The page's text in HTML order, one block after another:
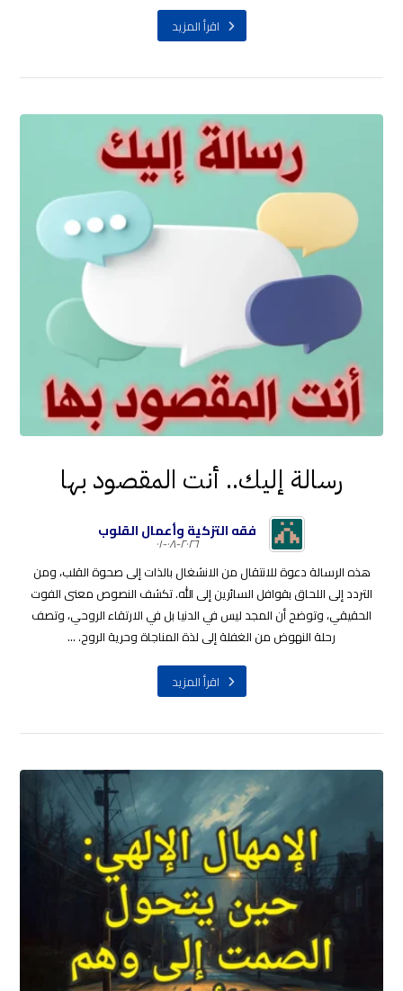
اقرأ المزيد
رسالة إليك.. أنت المقصود بها
فقه التزكية وأعمال القلوب
٢٠٢٦-٠٨-٠١
هذه الرسالة دعوة للانتقال من الانشغال بالذات إلى صحوة القلب، ومن
التردد إلى اللحاق بقوافل السائرين إلى الله. تكشف النصوص معنى الفوت
الحقيقي، وتوضح أن المجد ليس في الدنيا بل في الارتقاء الروحي، وتصف
رحلة النهوض من الغفلة إلى لذة المناجاة وحرية الروح. ...
اقرأ المزيد